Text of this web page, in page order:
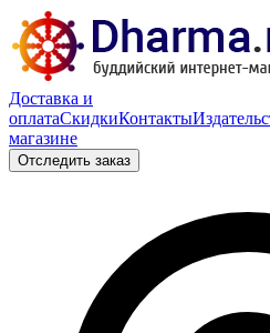
Доставка и
оплатаСкидкиКонтакты
магазине
Отследить заказ